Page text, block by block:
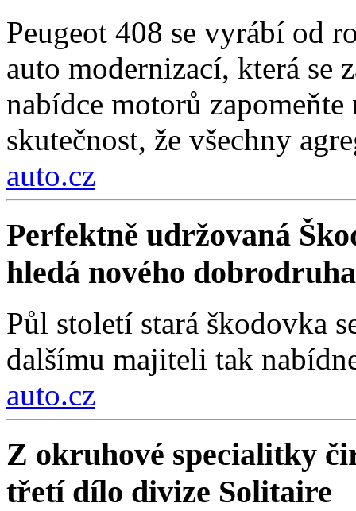
Peugeot 408 se vyrábí od
auto modernizací, která se
nabídce motorů
skutečnost, že všechny
auto.cz
Perfektně udržovaná
hledá nového
Půl století stará škodovka
dalšímu majiteli tak
auto.cz
Z okruhové specialitky
třetí dílo divize Solitaire